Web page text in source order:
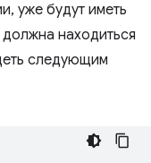
уже будут иметь
находиться
следующим